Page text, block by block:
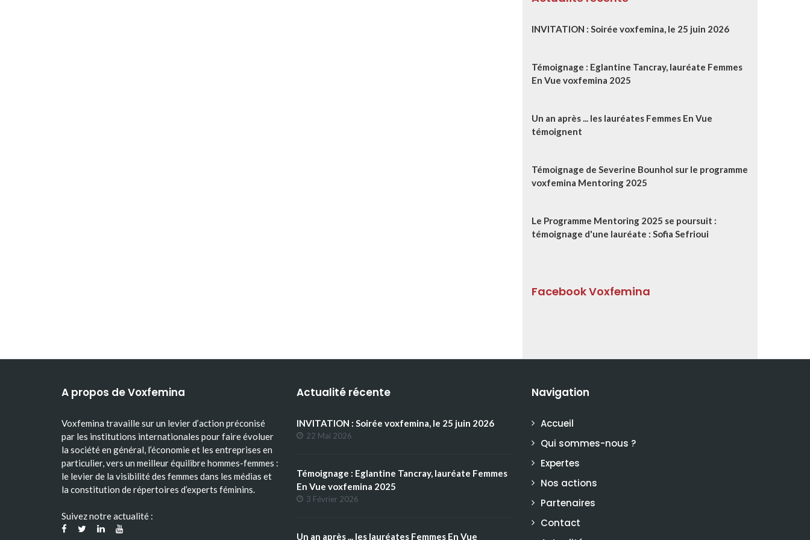
INVITATION : Soirée voxfemina, le 25 juin 2026
Témoignage : Eglantine Tancray, lauréate Femmes
En Vue voxfemina 2025
Un an après ... les lauréates Femmes En Vue
témoignent
Témoignage de Severine Bounhol sur le programme
voxfemina Mentoring 2025
Le Programme Mentoring 2025 se poursuit :
témoignage d'une lauréate : Sofia Sefrioui
Facebook Voxfemina
A propos de Voxfemina
Voxfemina travaille sur un levier d’action préconisé
par les institutions internationales pour faire évoluer
la société en général, l’économie et les entreprises en
particulier, vers un meilleur équilibre hommes-femmes :
le levier de la visibilité des femmes dans les médias et
la constitution de répertoires d’experts féminins.
Suivez notre actualité :
Actualité récente
INVITATION : Soirée voxfemina, le 25 juin 2026
22 Mai 2026
Témoignage : Eglantine Tancray, lauréate Femmes
En Vue voxfemina 2025
3 Février 2026
Un an après ... les lauréates Femmes En Vue
Navigation
Accueil
Qui sommes-nous ?
Expertes
Nos actions
Partenaires
Contact